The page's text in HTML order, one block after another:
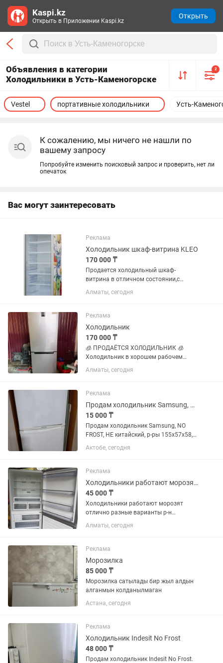
Объявления в категории
Холодильники в Усть-Каменогорске
2
Усть-
Vestel портативные холодильники
К сожалению, мы ничего не нашли по
вашему запросу
Попробуйте изменить поисковый запрос и проверить, нет ли
опечаток
Вас могут заинтересовать
Реклама
Холодильник шкаф-витрина KLEO
170 000 ₸
Продается холодильный шкаф-
витрина в отличном состоянии,с
компрессором Embraco, который
считается надежным! Использовался
Алматы, сегодня
Реклама
Холодильник
170 000 ₸
🧊 ПРОДАЁТСЯ ХОЛОДИЛЬНИК 🧊
Холодильник в хорошем рабочем
состоянии 🤍 Красивый серебристый
цвет, отлично впишётся в
исправно ✅ Хорошо морозит ✅ Все
функции работают как...
Алматы, сегодня
Реклама
Продам холодильник Samsung, NO FROST, требуется ремонт
15 000 ₸
Продам холодильник Samsung, NO
FROST, НЕ китайский, р-ры 155х57х58,
работает нестабильно, требуется
ремонт, уступлю, самовывоз.
Актобе, сегодня
Реклама
Холодильники работают морозят отлично р-н калкаман
45 000 ₸
Холодильники работают морозят
отлично разные варианты р-н
калкаман от 45тыс и выше
Алматы, сегодня
Реклама
Морозилка
85 000 ₸
Морозилка сатылады бир жыл алдын
алганмын колданылмаган
Астана, сегодня
Реклама
Холодильник Indesit No Frost
48 000 ₸
Продам холодильник Indesit No Frost.
Kaspi.kz
Открыть в Приложении Kaspi.kz
Открыть